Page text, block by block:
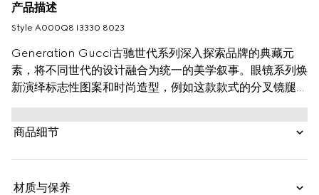
产品描述
Style ‎A000Q8 I3330 8023
Generation Gucci古驰世代系列深入探索品牌的典藏元
素，将不同世代的设计融合为统一的美学叙事。眼镜系列焕
新演绎标志性图案和时尚造型，例如这款款式的分叉镜腿上
饰有互扣式双G。
商品细节
材质与保养